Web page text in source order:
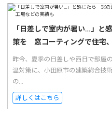
「日差しで室内が暑い…」
策を 窓コーティングで住宅
昨今、夏季の日差しや西日で部屋
温対策に、小田原市の建築総合技
の...
詳しくはこちら